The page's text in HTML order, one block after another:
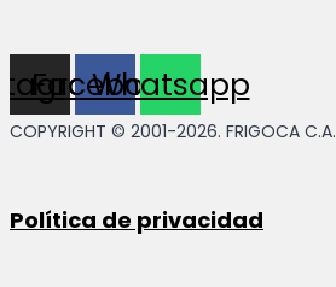
Facebook
Whatsapp
COPYRIGHT © 2001-2026. FRIGOCA C.A.
Política de privacidad